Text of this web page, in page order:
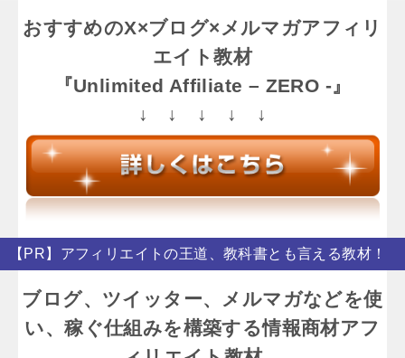
おすすめのX×ブログ×メルマガアフィリ
エイト教材
『Unlimited Affiliate – ZERO -』
↓ ↓ ↓ ↓ ↓
【PR】アフィリエイトの王道、教科書とも言える教材！
ブログ、ツイッター、メルマガなどを使
い、稼ぐ仕組みを構築する情報商材アフ